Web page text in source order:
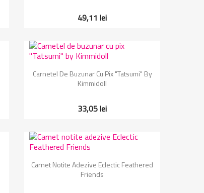
49,11 lei
 Vizualizare rapida
Carnetel De Buzunar Cu Pix "Tatsumi" By
Kimmidoll
33,05 lei
Vizualizare rapida
Carnet Notite Adezive Eclectic Feathered
Friends